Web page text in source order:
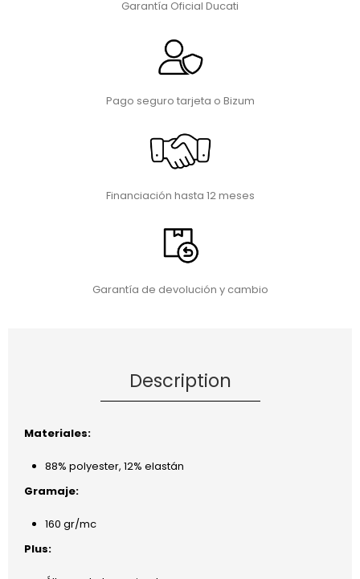
Garantía Oficial Ducati
Pago seguro tarjeta o Bizum
Financiación hasta 12 meses
Garantía de devolución y cambio
Description
Materiales:
88% polyester, 12% elastán
Gramaje:
160 gr/mc
Plus: